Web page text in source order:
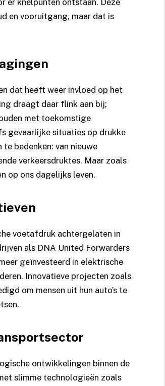
er knelpunten ontstaan. Deze
en vooruitgang, maar dat is
dat heeft weer invloed op het
draagt daar flink aan bij;
met toekomstige
gevaarlijke situaties op drukke
bedenken: van nieuwe
verkeersdruktes. Maar zoals
op ons dagelijks leven.
voetafdruk achtergelaten in
als DNA United Forwarders
geïnvesteerd in elektrische
Innovatieve projecten zoals
om mensen uit hun auto’s te
ontwikkelingen binnen de
slimme technologieën zoals